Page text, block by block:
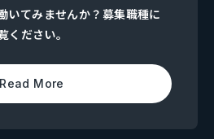
てみませんか？募集職種に
ください。
Read More